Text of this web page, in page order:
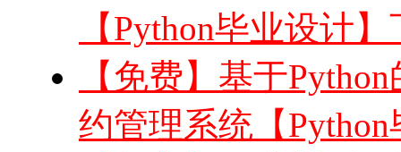
【Python毕业设计
【免费】基于
约管理系统【